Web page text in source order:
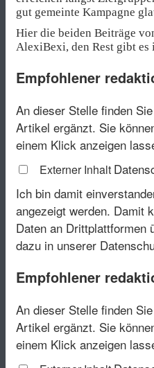
gut gemeinte Kampagne
Hier die beiden Beiträge
AlexiBexi, den Rest gibt es
Empfohlener
An dieser Stelle finden
Artikel ergänzt. Sie
einem Klick anzeigen
Externer Inhalt
Ich bin damit
angezeigt werden. Damit
Daten an Drittplattformen
dazu in unserer
Empfohlener
An dieser Stelle finden
Artikel ergänzt. Sie
einem Klick anzeigen